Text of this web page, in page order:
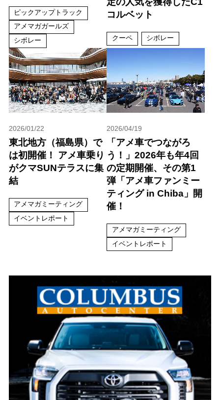
ピックアップトラック
アメマガガールズ
シボレー
コルベット
クーペ シボレー
2026/01/22
東北地方（福島県）で
は初開催！ アメ車乗り
がクマSUNテラスに集
結
アメマガミーティング
イベントレポート
2026/04/19
「アメ車でつながろ
う！」2026年も年4回
の定期開催、その第1
弾「アメ車ファンミー
ティング in Chiba」開
催！
アメマガミーティング
イベントレポート